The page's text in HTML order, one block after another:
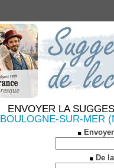
ENVOYER LA
BOULOGNE-SUR-MER
De